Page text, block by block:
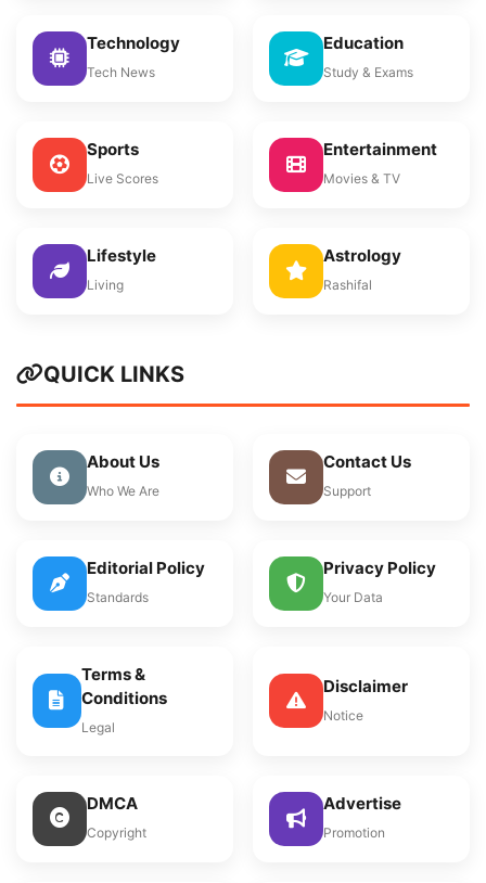
Technology
Tech News
Education
Study & Exams
Sports
Live Scores
Entertainment
Movies & TV
Lifestyle
Living
Astrology
Rashifal
QUICK LINKS
About Us
Who We Are
Contact Us
Support
Editorial Policy
Standards
Privacy Policy
Your Data
Terms &
Conditions
Legal
Disclaimer
Notice
DMCA
Copyright
Advertise
Promotion